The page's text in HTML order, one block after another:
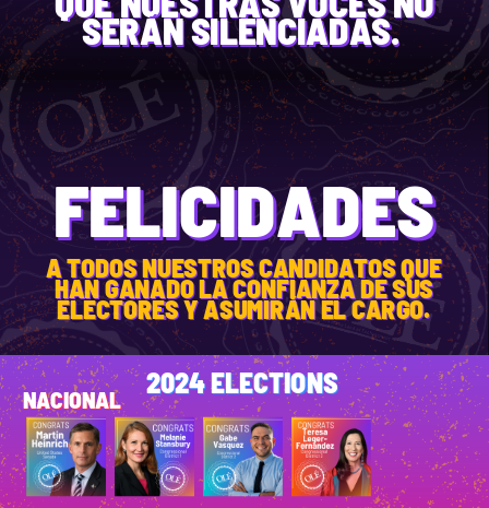
SERÁN SILENCIADAS.
A TODOS NUESTROS CANDIDATOS QUE
HAN GANADO LA CONFIANZA DE SUS
ELECTORES Y ASUMIRÁN EL CARGO.
FELICIDADES
2024 ELECTIONS
NACIONAL